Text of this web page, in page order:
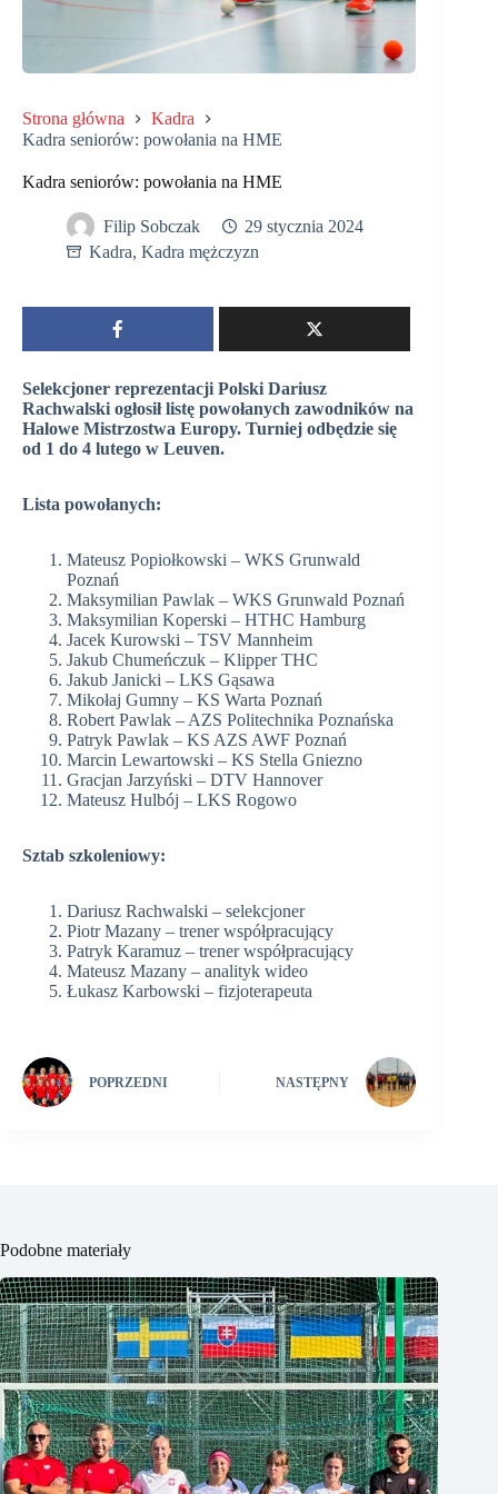
Strona główna
Kadra
Kadra seniorów: powołania na HME
Kadra seniorów: powołania na HME
Filip Sobczak
29 stycznia 2024
Kadra, Kadra mężczyzn
Selekcjoner reprezentacji Polski Dariusz
Rachwalski ogłosił listę powołanych zawodników na
Halowe Mistrzostwa Europy. Turniej odbędzie się
od 1 do 4 lutego w Leuven.
Lista powołanych:
Mateusz Popiołkowski – WKS Grunwald
Poznań
Maksymilian Pawlak – WKS Grunwald Poznań
Maksymilian Koperski – HTHC Hamburg
Jacek Kurowski – TSV Mannheim
Jakub Chumeńczuk – Klipper THC
Jakub Janicki – LKS Gąsawa
Mikołaj Gumny – KS Warta Poznań
Robert Pawlak – AZS Politechnika Poznańska
Patryk Pawlak – KS AZS AWF Poznań
Marcin Lewartowski – KS Stella Gniezno
Gracjan Jarzyński – DTV Hannover
Mateusz Hulbój – LKS Rogowo
Sztab szkoleniowy:
Dariusz Rachwalski – selekcjoner
Piotr Mazany – trener współpracujący
Patryk Karamuz – trener współpracujący
Mateusz Mazany – analityk wideo
Łukasz Karbowski – fizjoterapeuta
POPRZEDNI NASTĘPNY
Podobne materiały